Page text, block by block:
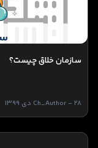
سازمان خلاق چیست؟
Ch_Author - 28 دی 1399